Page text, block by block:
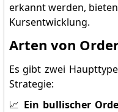
erkannt werden,
Kursentwicklung.
Arten von
Es gibt zwei
Strategie:
📈 Ein bullischer